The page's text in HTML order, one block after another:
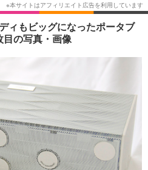
韓国・芸能
スポーツ
グルメ
ショッピング
ィもビッグになったポータブ
の写真・画像